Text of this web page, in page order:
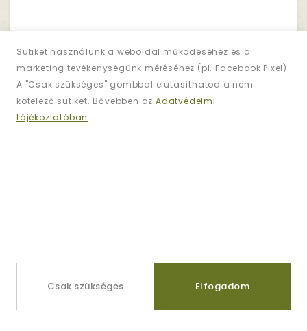
Sütiket használunk a weboldal működéséhez és a
marketing tevékenységünk méréséhez (pl. Facebook Pixel).
A "Csak szükséges" gombbal elutasíthatod a nem
kötelező sütiket. Bővebben az Adatvédelmi
tájékoztatóban.
Csak szükséges Elfogadom
Hírlevél
Iratkozzon Fel!